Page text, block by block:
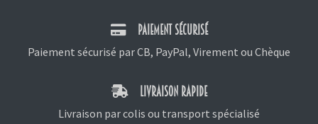
PAIEMENT SÉCURISÉ
Paiement sécurisé par CB, PayPal, Virement ou Chèque
LIVRAISON RAPIDE
Livraison par colis ou transport spécialisé